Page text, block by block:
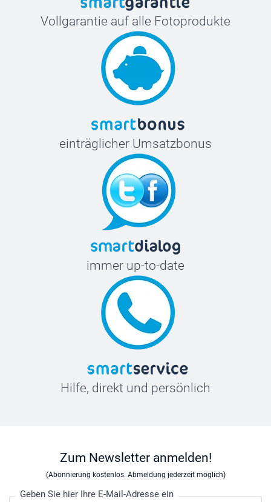
Vollgarantie auf alle Fotoprodukte
einträglicher Umsatzbonus
immer up-to-date
Hilfe, direkt und persönlich
Zum Newsletter anmelden!
(Abonnierung kostenlos. Abmeldung jederzeit möglich)
Geben Sie hier Ihre E-Mail-Adresse ein